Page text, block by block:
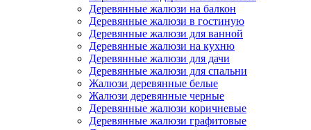
Деревянные жалюзи на балкон
Деревянные жалюзи в гостиную
Деревянные жалюзи для ванной
Деревянные жалюзи на кухню
Деревянные жалюзи для дачи
Деревянные жалюзи для спальни
Жалюзи деревянные белые
Жалюзи деревянные черные
Деревянные жалюзи коричневые
Деревянные жалюзи графитовые